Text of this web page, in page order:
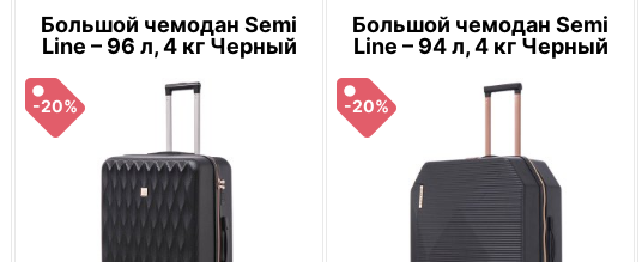
Большой чемодан Semi
Line – 96 л, 4 кг Черный
-20%
Большой чемодан Semi
Line – 94 л, 4 кг Черный
-20%